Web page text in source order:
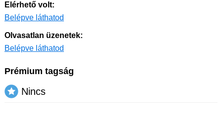
Elérhető volt:
Belépve láthatod
Olvasatlan üzenetek:
Belépve láthatod
Prémium tagság
Nincs